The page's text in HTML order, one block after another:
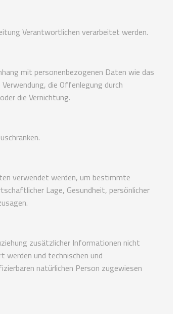
Verantwortlichen verarbeitet werden.
mit personenbezogenen Daten wie das
die Offenlegung durch
die Vernichtung.
verwendet werden, um bestimmte
Lage, Gesundheit, persönlicher
zusätzlicher Informationen nicht
und technischen und
natürlichen Person zugewiesen